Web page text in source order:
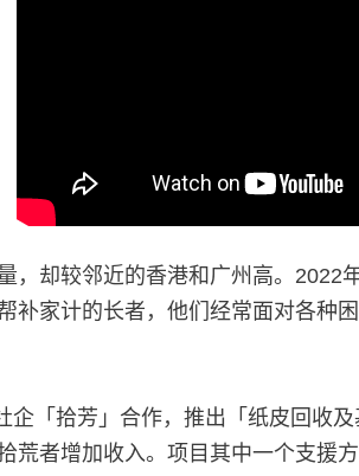
，却较邻近的香港和广州高。
补家计的长者，他们经常面对各
「拾芳」合作，推出「纸皮回收
荒者增加收入。项目其中一个支